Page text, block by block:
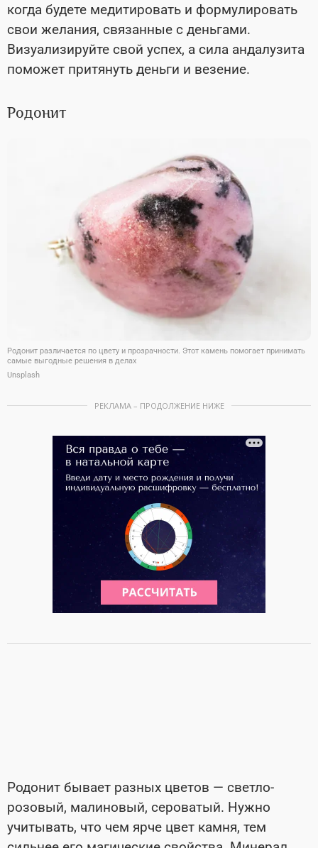
когда будете медитировать и формулировать
свои желания, связанные с деньгами.
Визуализируйте свой успех, а сила андалузита
поможет притянуть деньги и везение.
Родонит
Родонит различается по цвету и прозрачности. Этот камень помогает принимать
самые выгодные решения в делах
Unsplash
РЕКЛАМА – ПРОДОЛЖЕНИЕ НИЖЕ
Родонит бывает разных цветов — светло-
розовый, малиновый, сероватый. Нужно
учитывать, что чем ярче цвет камня, тем